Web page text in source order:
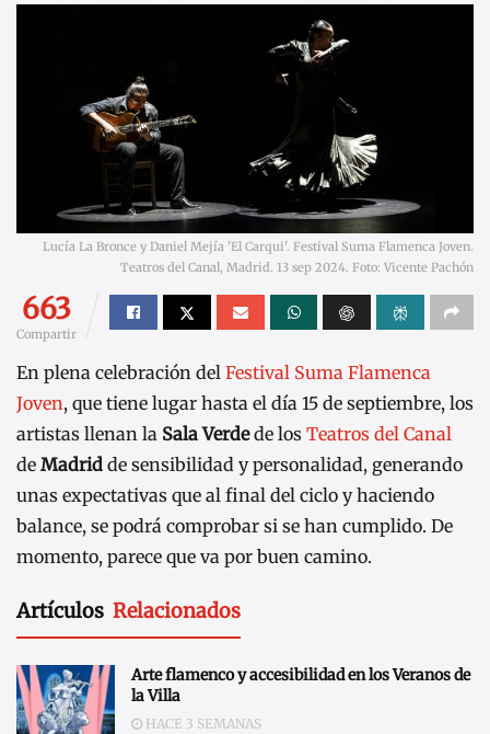
Lucía La Bronce y Daniel Mejía 'El Carqui'. Festival Suma Flamenca Joven.
Teatros del Canal, Madrid. 13 sep 2024. Foto: Vicente Pachón
663
Compartir
En plena celebración del Festival Suma Flamenca
Joven, que tiene lugar hasta el día 15 de septiembre, los
artistas llenan la Sala Verdede los Teatros del Canal
de Madrid de sensibilidad y personalidad, generando
unas expectativas que al final del ciclo y haciendo
balance, se podrá comprobar si se han cumplido. De
momento, parece que va por buen camino.
Artículos Relacionados
Arte flamenco y accesibilidad en los Veranos de
la Villa
HACE 3 SEMANAS